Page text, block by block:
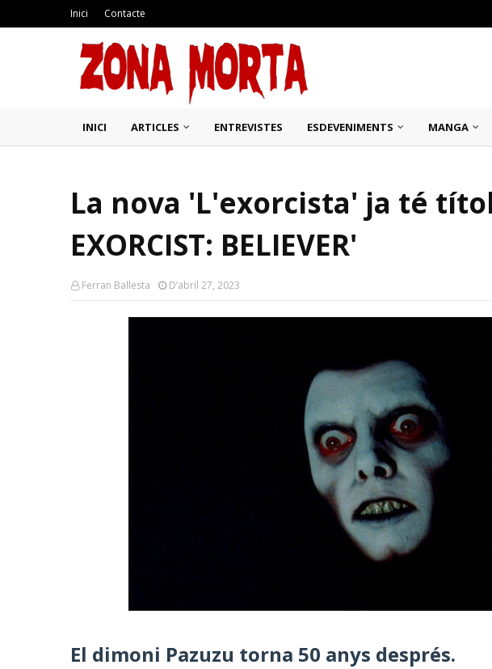
Inici Contacte
INICI ARTICLES ENTREVISTES ESDEVENIMENTS MANGA
La nova 'L'exorcista' ja té
EXORCIST: BELIEVER'
Ferran Ballesta D’abril 27, 2023
El dimoni Pazuzu torna 50 anys després.